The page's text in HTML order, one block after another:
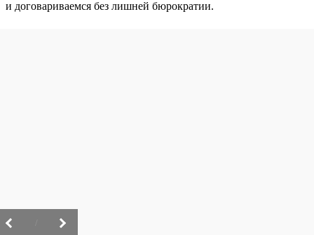
и договариваемся без лишней бюрократии.